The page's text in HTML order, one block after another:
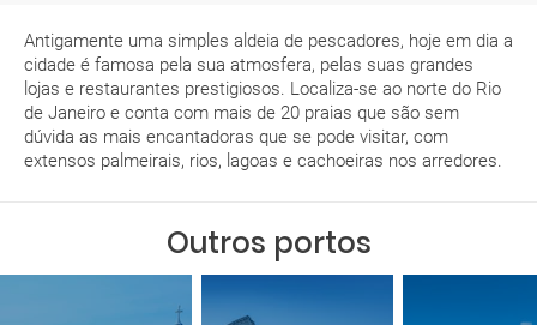
Antigamente uma simples aldeia de pescadores, hoje em dia a
cidade é famosa pela sua atmosfera, pelas suas grandes
lojas e restaurantes prestigiosos. Localiza-se ao norte do Rio
de Janeiro e conta com mais de 20 praias que são sem
dúvida as mais encantadoras que se pode visitar, com
extensos palmeirais, rios, lagoas e cachoeiras nos arredores.
Outros portos